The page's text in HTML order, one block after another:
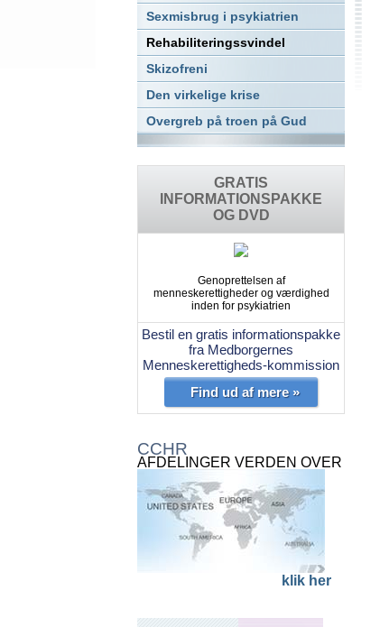
Sexmisbrug i psykiatrien
Rehabiliteringssvindel
Skizofreni
Den virkelige krise
Overgreb på troen på Gud
GRATIS
INFORMATIONSPAKKE
OG DVD
Genoprettelsen af
menneskerettigheder og værdighed
inden for psykiatrien
Bestil en gratis informationspakke
fra Medborgernes
Menneskerettigheds-kommission
Find ud af mere »
CCHR
AFDELINGER VERDEN OVER
klik her